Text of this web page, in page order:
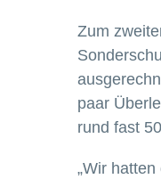
Zum
paar
rund fast
„Wir